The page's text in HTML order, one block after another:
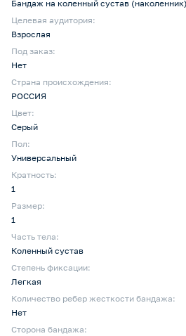
Бандаж на коленный сустав (наколенник)
Целевая аудитория:
Взрослая
Под заказ:
Нет
Страна происхождения:
РОССИЯ
Цвет:
Серый
Пол:
Универсальный
Кратность:
1
Размер:
1
Часть тела:
Коленный сустав
Степень фиксации:
Легкая
Количество ребер жесткости бандажа:
Нет
Сторона бандажа: